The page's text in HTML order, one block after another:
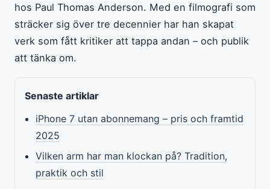
hos Paul Thomas Anderson. Med en filmografi som
sträcker sig över tre decennier har han skapat
verk som fått kritiker att tappa andan – och publik
att tänka om.
Senaste artiklar
iPhone 7 utan abonnemang – pris och framtid
2025
Vilken arm har man klockan på? Tradition,
praktik och stil